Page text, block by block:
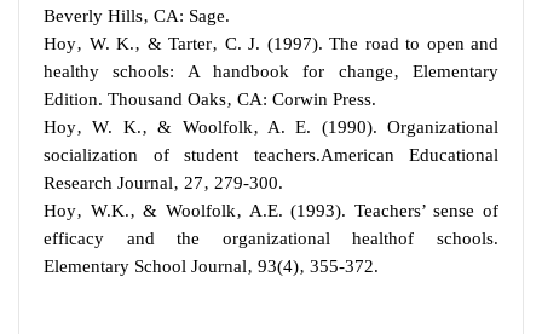
Beverly Hills‚ CA: Sage.
Hoy‚ W. K.‚ & Tarter‚ C. J. (1997). The road to open and
healthy schools: A handbook for change‚ Elementary
Edition. Thousand Oaks‚ CA: Corwin Press.
Hoy‚ W. K.‚ & Woolfolk‚ A. E. (1990). Organizational
socialization of student teachers.American Educational
Research Journal‚ 27‚ 279-300.
Hoy‚ W.K.‚ & Woolfolk‚ A.E. (1993). Teachers’ sense of
efficacy and the organizational healthof schools.
Elementary School Journal‚ 93(4)‚ 355-372.